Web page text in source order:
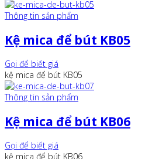
Thông tin sản phẩm
Kệ mica để bút KB05
Gọi để biết giá
kệ mica để bút KB05
Thông tin sản phẩm
Kệ mica để bút KB06
Gọi để biết giá
kệ mica để bút KB06